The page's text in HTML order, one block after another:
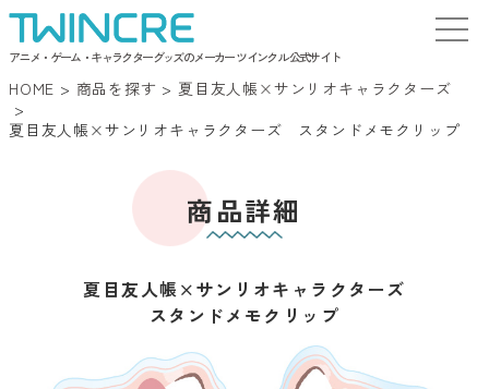
アニメ・ゲーム・キャラクターグッズのメーカー ツインクル 公式サイト
HOME > 商品を探す >夏目友人帳×サンリオキャラクターズ
>
夏目友人帳×サンリオキャラクターズ スタンドメモクリップ
商品詳細
夏目友人帳×サンリオキャラクターズ
スタンドメモクリップ